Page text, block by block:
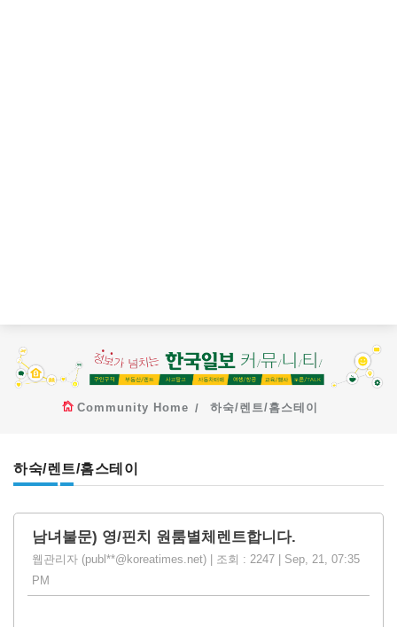
Community Home 하숙/렌트/홈스테이
하숙/렌트/홈스테이
남녀불문) 영/핀치 원룸별체렌트합니다.
웹관리자 (publ**@koreatimes.net) | 조회 : 2247 | Sep, 21, 07:35
PM